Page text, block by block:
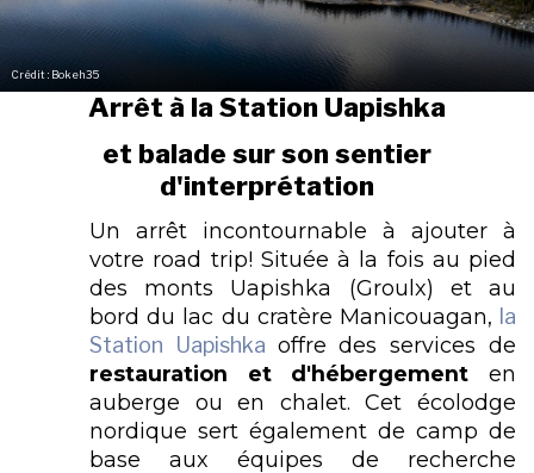
Crédit : Bokeh35
Arrêt à la Station Uapishka
et balade sur son sentier
d'interprétation
Un arrêt incontournable à ajouter à
votre road trip! Située à la fois au pied
des monts Uapishka (Groulx) et au
bord du lac du cratère Manicouagan, la
Station Uapishka offre des services de
restauration et d'hébergement en
auberge ou en chalet. Cet écolodge
nordique sert également de camp de
base aux équipes de recherche